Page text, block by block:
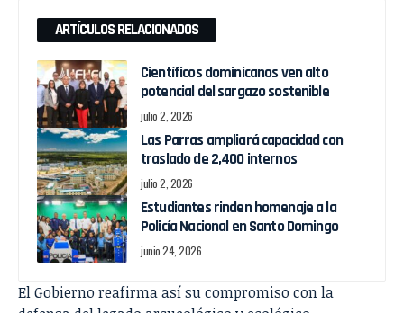
ARTÍCULOS RELACIONADOS
Científicos dominicanos ven alto
potencial del sargazo sostenible
julio 2, 2026
Las Parras ampliará capacidad con
traslado de 2,400 internos
julio 2, 2026
Estudiantes rinden homenaje a la
Policía Nacional en Santo Domingo
junio 24, 2026
El Gobierno reafirma así su compromiso con la